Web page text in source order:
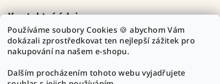
Používáme soubory Cookies 🍪 abychom Vám
dokázali zprostředkovat ten nejlepší zážitek pro
nakupování na našem e-shopu.
Dalším procházením tohoto webu vyjadřujete
Kontaktní údaje